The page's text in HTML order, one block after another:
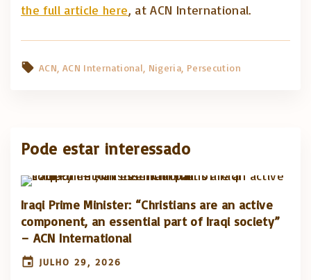
the full article here, at ACN International.
ACN ACN International Nigeria Persecution
Pode estar interessado
Iraqi Prime Minister: “Christians are an active
component, an essential part of Iraqi society”
– ACN International
JULHO 29, 2026